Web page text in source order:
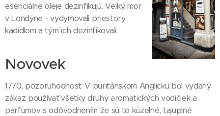
esenciálne oleje dezinfikujú. Veľký mor
v Londýne - vydymovali priestory
kadidlom a tým ich dezinfikovali.
Novovek
1770, pozoruhodnosť: V puritánskom Anglicku bol vydaný
zákaz používať všetky druhy aromatických vodičiek a
parfumov s odôvodnením že sú to kúzelné, tajuplné